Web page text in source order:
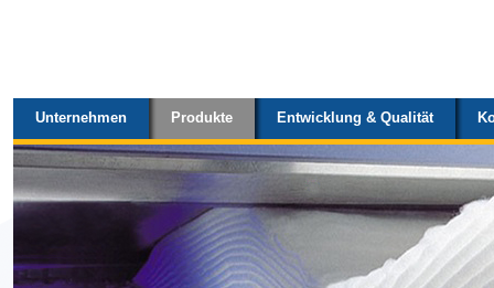
Inhalt
|
Direkt
zur
Unternehmen Produkte Entwicklung & Qualität